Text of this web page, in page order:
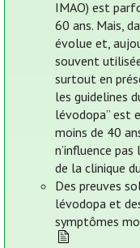
IMAO) est
60 ans. Mais,
évolue et,
souvent
surtout en
les guidelines
lévodopa” est
moins de 40
n’influence
de la clinique
Des preuves
lévodopa et
symptômes